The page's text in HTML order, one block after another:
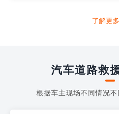
打了解更
汽车道路救
根据车主现场不同情况